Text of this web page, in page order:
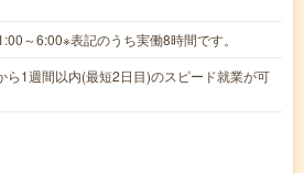
～6:00※表記のうち実働8時間です。
ら1週間以内(最短2日目)のスピード就業が可